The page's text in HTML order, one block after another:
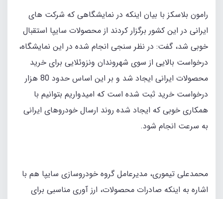
رامون بلاسکز با بیان اینکه در نمایشگاهی که شرکت های
ایرانی در این کشور برگزار کردند از محصولات سایپا استقبال
خوبی شد، گفت: در نظر سنجی انجام شده در این نمایشگاه،
درخواست بالایی از سوی شهروندان ونزوئلایی برای خرید
محصولات ایرانی ایجاد شد و بر این اساس حدود 80 هزار
درخواست خرید ثبت شده است که امیدواریم بتوانیم با
همکاری خوبی که ایجاد شده روند ارسال خودروهای ایرانی
به سرعت انجام شود.
محمدعلی تیموری، مدیرعامل گروه خودروسازی سایپا هم با
اشاره به اینکه صادرات محصولات، ارز آوری مناسبی برای